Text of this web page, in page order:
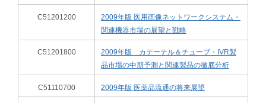
C51201200
2009年版 医用画像ネットワークシステム・
関連機器市場の展望と戦略
C51201800
2009年版 カテーテル＆チューブ・IVR製
品市場の中期予測と関連製品の徹底分析
C51110700 2009年版 医薬品流通の将来展望